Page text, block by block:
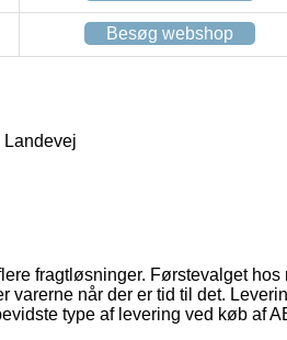
Besøg webshop
fragtløsninger. Førstevalget hos
varerne når der er tid til det.
type af levering ved køb af